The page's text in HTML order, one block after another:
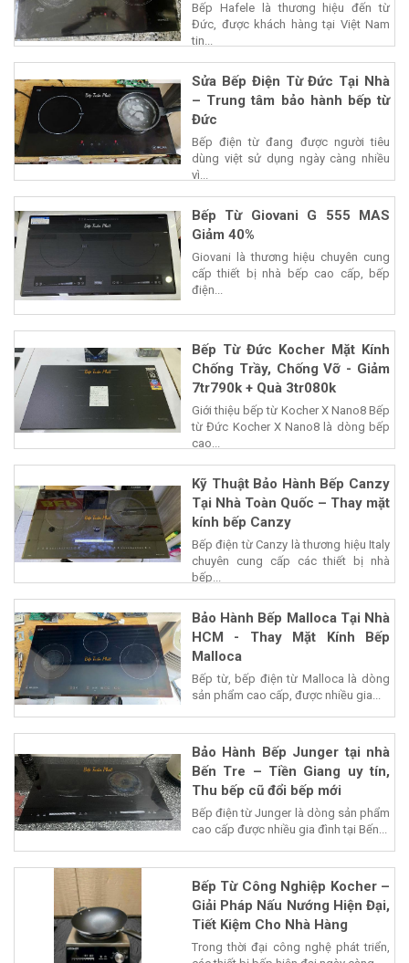
Bếp Hafele là thương hiệu đến từ
Đức, được khách hàng tại Việt Nam
tin...
Sửa Bếp Điện Từ Đức Tại Nhà
– Trung tâm bảo hành bếp từ
Đức
Bếp điện từ đang được người tiêu
dùng việt sử dụng ngày càng nhiều
vì...
Bếp Từ Giovani G 555 MAS
Giảm 40%
Giovani là thương hiệu chuyên cung
cấp thiết bị nhà bếp cao cấp, bếp
điện...
Bếp Từ Đức Kocher Mặt Kính
Chống Trầy, Chống Vỡ - Giảm
7tr790k + Quà 3tr080k
Giới thiệu bếp từ Kocher X Nano8 Bếp
từ Đức Kocher X Nano8 là dòng bếp
cao...
Kỹ Thuật Bảo Hành Bếp Canzy
Tại Nhà Toàn Quốc – Thay mặt
kính bếp Canzy
Bếp điện từ Canzy là thương hiệu Italy
chuyên cung cấp các thiết bị nhà
bếp...
Bảo Hành Bếp Malloca Tại Nhà
HCM - Thay Mặt Kính Bếp
Malloca
Bếp từ, bếp điện từ Malloca là dòng
sản phẩm cao cấp, được nhiều gia...
Bảo Hành Bếp Junger tại nhà
Bến Tre – Tiền Giang uy tín,
Thu bếp cũ đổi bếp mới
Bếp điện từ Junger là dòng sản phẩm
cao cấp được nhiều gia đình tại Bến...
Bếp Từ Công Nghiệp Kocher –
Giải Pháp Nấu Nướng Hiện Đại,
Tiết Kiệm Cho Nhà Hàng
Trong thời đại công nghệ phát triển,